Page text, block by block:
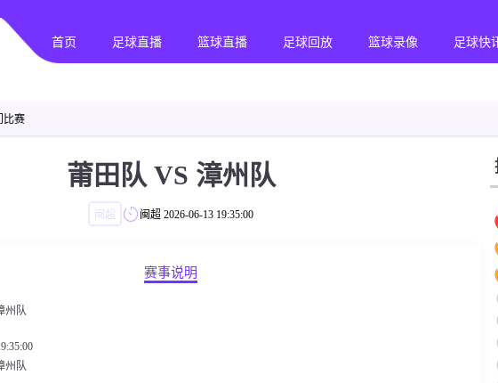
首页 足球直播 篮球直播 足球回放 篮球录像 足球快
比赛
莆田队 VS 漳州队
闽超 闽超 2026-06-13 19:35:00
赛事说明
州队
州队